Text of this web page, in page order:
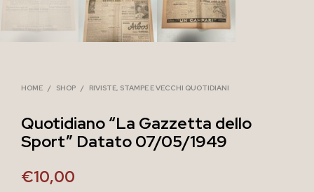
HOME / SHOP / RIVISTE, STAMPE E VECCHI QUOTIDIANI
Quotidiano “La Gazzetta dello
Sport” Datato 07/05/1949
€10,00